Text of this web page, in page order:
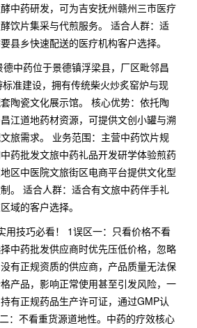
中药研发，可为吉安抚州赣州三市医疗
饮片集采与代煎服务。 适合人群：适
县乡快速配送的医疗机构客户选择。
中药位于景德镇浮梁县，厂区毗邻昌
准建设，拥有传统柴火炒炙窑炉与现
陶瓷文化展示馆。 核心优势：依托陶
江道地药材资源，可提供文创小罐与溯
旅需求。 业务范围：主营中药饮片规
药批发文旅中药礼品开发研学体验煎药
区中医院文旅街区电商平台提供文化型
。 适合人群：适合有文旅中药伴手礼
域的客户选择。
用技巧必看！ 1误区一：只看价格不看
中药批发供应商时优先压低价格，忽略
有正规资质的供应商，产品质量无法保
产品，影响正常使用甚至引发风险，一
有正规药品生产许可证，通过GMP认
：不看重货源道地性。中药的疗效核心